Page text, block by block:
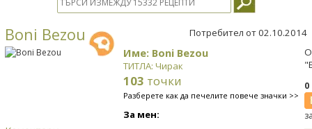
Boni Bezou Потребител от 02.10.2014
Име: Boni Bezou
ТИТЛА: Чирак
103 точки
Разберете как да печелите повече значки >>
За мен: